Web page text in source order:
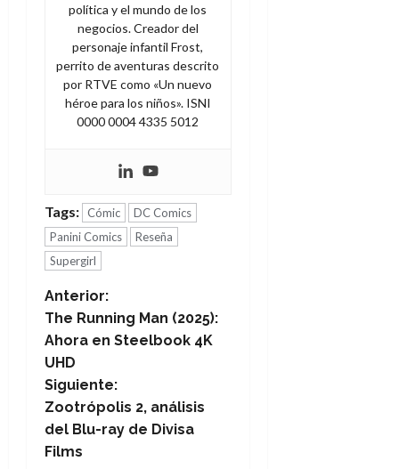
política y el mundo de los
negocios. Creador del
personaje infantil Frost,
perrito de aventuras descrito
por RTVE como «Un nuevo
héroe para los niños». ISNI
0000 0004 4335 5012
Tags: Cómic
DC Comics
Panini Comics
Reseña
Supergirl
N
a
v
e
g
Anterior:
The Running Man (2025):
Ahora en Steelbook 4K
UHD
Siguiente:
Zootrópolis 2, análisis
del Blu-ray de Divisa
Films